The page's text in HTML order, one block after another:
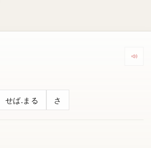
せば.まる さ